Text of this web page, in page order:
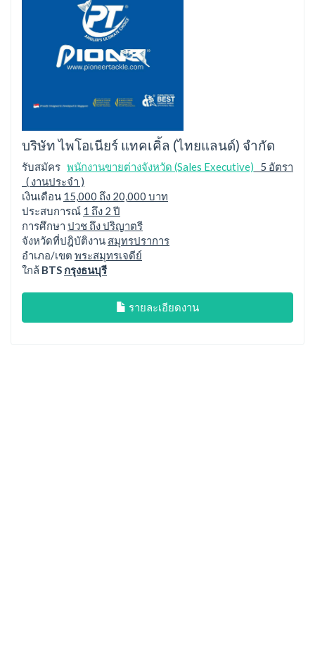
บริษัท ไพโอเนียร์ แทคเคิ้ล (ไทยแลนด์) จำกัด
รับสมัคร พนักงานขายต่างจังหวัด (Sales Executive) 5 อัตรา
( งานประจำ )
เงินเดือน 15,000 ถึง 20,000 บาท
ประสบการณ์ 1 ถึง 2 ปี
การศึกษา ปวช ถึง ปริญาตรี
จังหวัดที่ปฎิบัติงาน สมุทรปราการ
อำเภอ/เขต พระสมุทรเจดีย์
ใกล้ BTS กรุงธนบุรี
รายละเอียดงาน